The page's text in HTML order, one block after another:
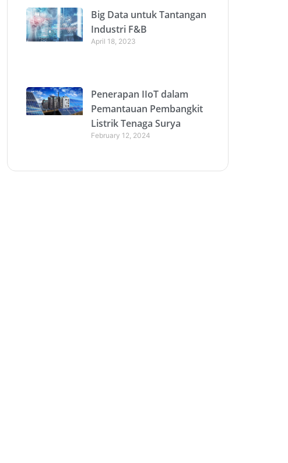
Big Data untuk Tantangan
Industri F&B
April 18, 2023
Penerapan IIoT dalam
Pemantauan Pembangkit
Listrik Tenaga Surya
February 12, 2024